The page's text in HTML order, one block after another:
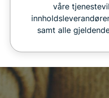
våre
samt alle